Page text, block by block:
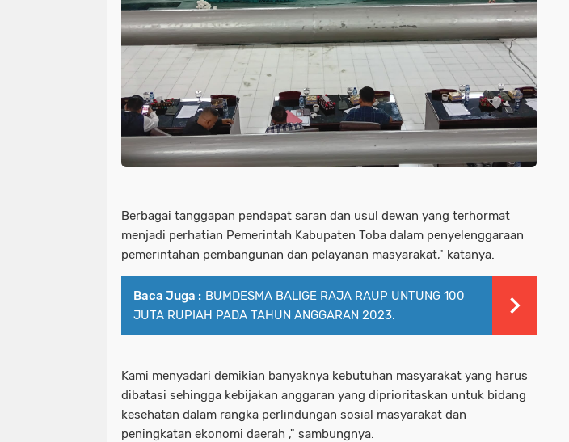
Berbagai tanggapan pendapat saran dan usul dewan yang terhormat
menjadi perhatian Pemerintah Kabupaten Toba dalam penyelenggaraan
pemerintahan pembangunan dan pelayanan masyarakat," katanya.
Baca Juga : BUMDESMA BALIGE RAJA RAUP UNTUNG 100
JUTA RUPIAH PADA TAHUN ANGGARAN 2023.
Kami menyadari demikian banyaknya kebutuhan masyarakat yang harus
dibatasi sehingga kebijakan anggaran yang diprioritaskan untuk bidang
kesehatan dalam rangka perlindungan sosial masyarakat dan
peningkatan ekonomi daerah ," sambungnya.